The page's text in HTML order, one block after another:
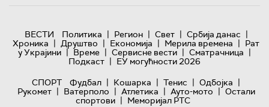
ВЕСТИ Политика | Регион | Свет | Србија данас |
Хроника | Друштво | Економија | Мерила времена | Рат
у Украјини | Време | Сервисне вести | Сматрачница |
Подкаст | ЕУ могућности 2026
СПОРТ
Фудбал | Кошарка | Тенис | Одбојка |
Рукомет | Ватерполо | Атлетика | Ауто-мото | Остали
спортови | Меморијал РТС